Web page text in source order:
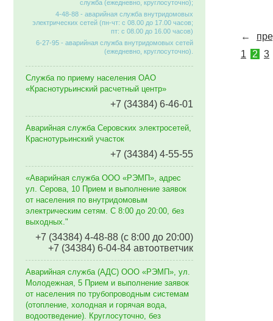
←
1
2 3
служба (ежедневно, круглосуточно);
4-48-88 - аварийная служба внутридомовых
электрических сетей (пн-чт: с 08.00 до 17.00 часов;
пт: с 08.00 до 16.00 часов)
6-27-95 - аварийная служба внутридомовых сетей
(ежедневно, круглосуточно).
Служба по приему населения ОАО
«Краснотурьинский расчетный центр»
+7 (34384) 6-46-01
Аварийная служба Серовских электросетей,
Краснотурьинский участок
+7 (34384) 4-55-55
«Аварийная служба ООО «РЭМП», адрес
ул. Серова, 10 Прием и выполнение заявок
от населения по внутридомовым
электрическим сетям. C 8:00 до 20:00, без
выходных."
+7 (34384) 4-48-88 (с 8:00 до 20:00)
+7 (34384) 6-04-84 автоответчик
Аварийная служба (АДС) ООО «РЭМП», ул.
Молодежная, 5 Прием и выполнение заявок
от населения по трубопроводным системам
(отопление, холодная и горячая вода,
водоотведение). Круглосуточно, без